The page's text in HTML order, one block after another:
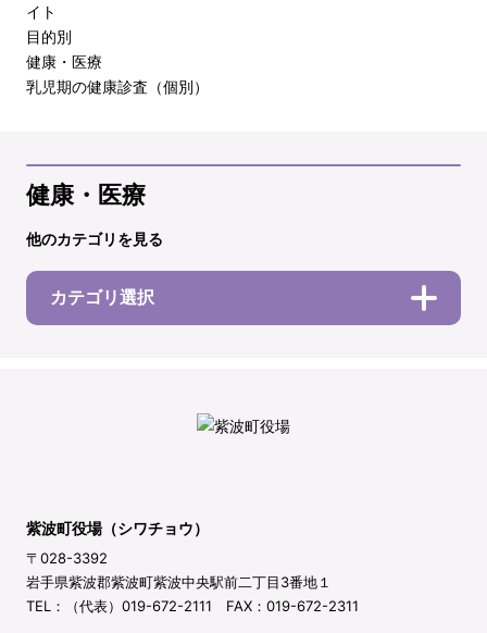
イト
目的別
健康・医療
乳児期の健康診査（個別）
健康・医療
他のカテゴリを見る
カテゴリ選択
紫波町役場（シワチョウ）
〒028-3392
岩手県紫波郡紫波町紫波中央駅前二丁目3番地１
TEL：（代表）019-672-2111 FAX：019-672-2311